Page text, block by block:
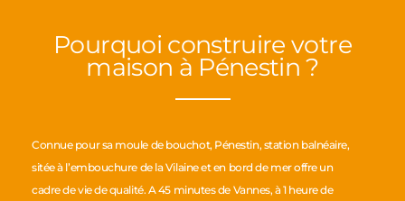
Pourquoi construire votre
maison à Pénestin ?
Connue pour sa moule de bouchot, Pénestin, station balnéaire,
sitée à l’embouchure de la Vilaine et en bord de mer offre un
cadre de vie de qualité. A 45 minutes de Vannes, à 1 heure de